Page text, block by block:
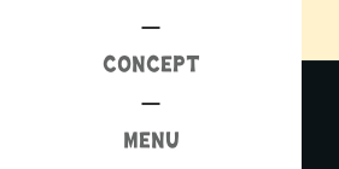
CONCEPT
MENU